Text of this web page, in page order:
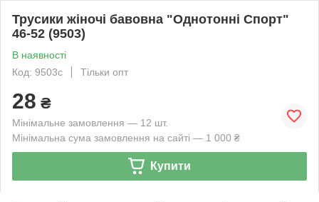
Трусики жіночі бавовна "Однотонні Спорт"
46-52 (9503)
В наявності
Код: 9503с
Тільки опт
28 ₴
Мінімальне замовлення — 12 шт.
Мінімальна сума замовлення на сайті — 1 000 ₴
Купити